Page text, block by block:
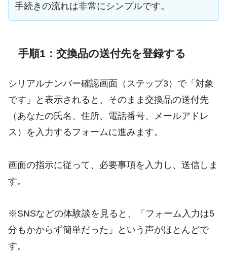
手続きの流れは非常にシンプルです。
手順1：交換品の送付先を登録する
シリアルナンバー確認画面（ステップ3）で「対象
です」と表示されると、そのまま交換品の送付先
（あなたの氏名、住所、電話番号、メールアドレ
ス）を入力するフォームに進みます。
画面の指示に従って、必要事項を入力し、送信しま
す。
※SNSなどの体験談を見ると、「フォーム入力は5
分もかからず簡単だった」という声がほとんどで
す。